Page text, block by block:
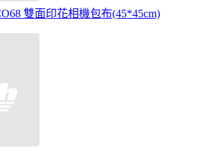
雙面印花相機包布(45*45cm)